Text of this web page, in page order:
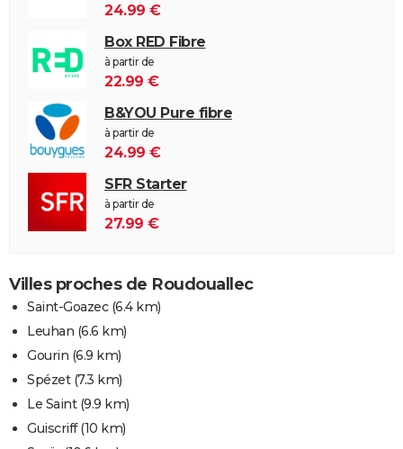
24.99 €
Box RED Fibre
à partir de
22.99 €
B&YOU Pure fibre
à partir de
24.99 €
SFR Starter
à partir de
27.99 €
Villes proches de Roudouallec
Saint-Goazec(6.4 km)
Leuhan (6.6 km)
Gourin (6.9 km)
Spézet(7.3 km)
Le Saint(9.9 km)
Guiscriff(10 km)